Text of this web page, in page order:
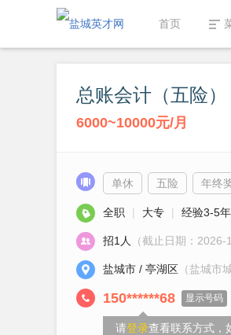
首页
总账会计（五险）
6000~10000元/月
单休 五险 年终
全职 | 大专 | 经验3-5年
招1人 （截止日期：2026-
盐城市 / 亭湖区 （盐城市
150******68 显示号码
请登录查看联系方式，